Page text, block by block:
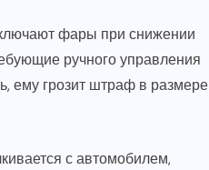
фары при снижении
ручного управления
ему грозит штраф в размере
с автомобилем,